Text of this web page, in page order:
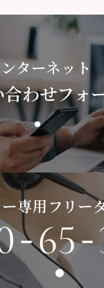
ターネット
わせフォ
専用フリー
-65-